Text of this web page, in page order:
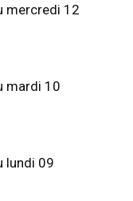
mercredi 12
mardi 10
lundi 09